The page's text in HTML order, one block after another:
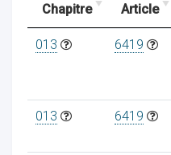
Chapitre Article
013 6419
013 6419